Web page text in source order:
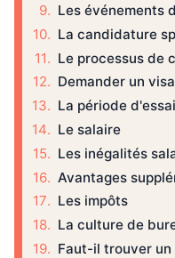
Les événements
La candidature
Le processus de
Demander un
La période d'essai
Le salaire
Les inégalités
Avantages
Les impôts
La culture de
Faut-il trouver